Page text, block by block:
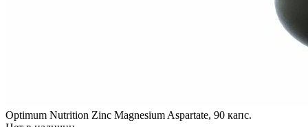
Optimum Nutrition Zinc Magnesium Aspartate, 90 капс.